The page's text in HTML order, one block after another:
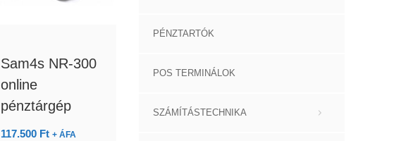
Sam4s NR-300
online
pénztárgép
117.500 Ft + ÁFA
PÉNZTARTÓK
POS TERMINÁLOK
SZÁMÍTÁSTECHNIKA